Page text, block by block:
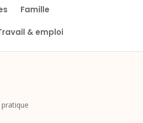
Famille
& emploi